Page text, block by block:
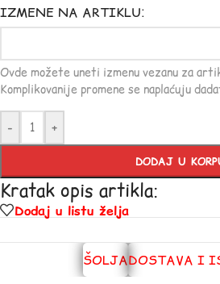
IZMENE NA ARTIKLU:
Ovde možete uneti izmenu vezanu za
Komplikovanije promene se naplaćuju
- +
DODAJ U
Kratak opis artikla:
Dodaj u listu želja
ŠOLJADOSTAVA I